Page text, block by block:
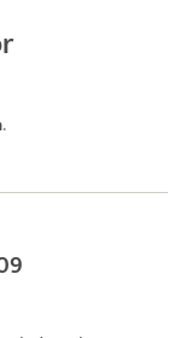
.